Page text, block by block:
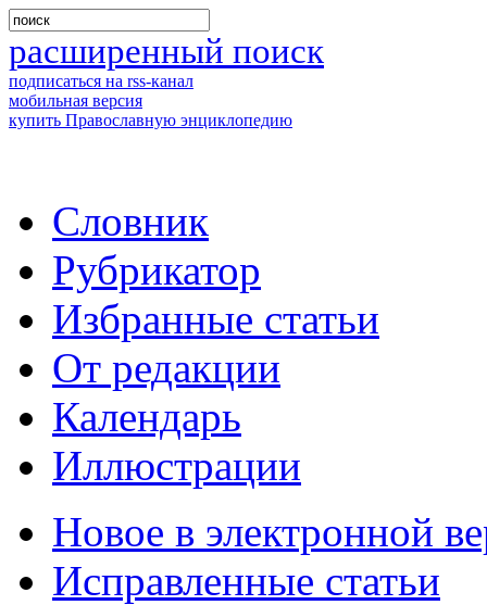
расширенный поиск
подписаться на rss-канал
мобильная версия
купить Православную энциклопедию
Словник
Рубрикатор
Избранные статьи
От редакции
Календарь
Иллюстрации
Новое в электронной
Исправленные статьи